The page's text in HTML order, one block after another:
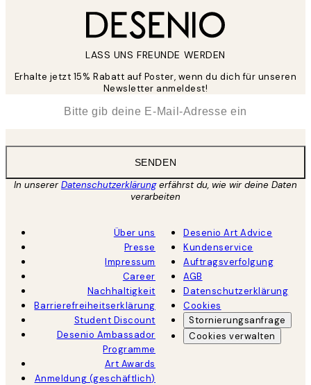
LASS UNS FREUNDE WERDEN
Erhalte jetzt 15% Rabatt auf Poster, wenn du dich für unseren
Newsletter anmeldest!
SENDEN
In unsererDatenschutzerklärungerfährst du, wie wir deine Daten
verarbeiten
Über uns
Presse
Impressum
Career
Nachhaltigkeit
Barrierefreiheitserklärung
Student Discount
Desenio Ambassador
Programme
Art Awards
Anmeldung (geschäftlich)
Desenio Art Advice
Kundenservice
Auftragsverfolgung
AGB
Datenschutzerklärung
Cookies
Stornierungsanfrage
Cookies verwalten